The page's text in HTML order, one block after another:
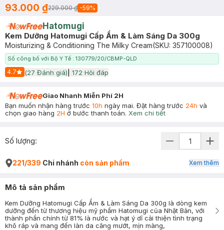
93.000 ₫229.000 ₫ -59%
Hatomugi
Kem Dưỡng Hatomugi Cấp Ẩm & Làm Sáng Da 300g
Moisturizing & Conditioning The Milky Cream(SKU: 357100008)
Số công bố với Bộ Y Tế : 130779/20/CBMP-QLD
4.7
Start Icon
(27 Đánh giá) 172 Hỏi đáp
Giao Nhanh Miễn Phí 2H
Bạn muốn nhận hàng trước 10h ngày mai. Đặt hàng trước 24h và
chọn giao hàng 2H ở bước thanh toán. Xem chi tiết
Số lượng:
221/339 Chi nhánh còn sản phẩm Xem thêm
Mô tả sản phẩm
Kem Dưỡng Hatomugi Cấp Ẩm & Làm Sáng Da 300g là dòng kem
dưỡng đến từ thương hiệu mỹ phẩm Hatomugi của Nhật Bản, với
thành phần chính từ 81% là nước và hạt ý dĩ cải thiện tình trạng
khô ráp và mang đến làn da căng mướt, mịn màng,